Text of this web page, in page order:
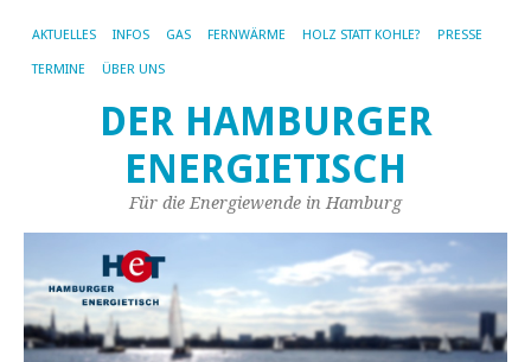
AKTUELLES INFOS GAS FERNWÄRME HOLZ STATT KOHLE? PRESSE
TERMINE ÜBER UNS
DER HAMBURGER
ENERGIETISCH
Für die Energiewende in Hamburg